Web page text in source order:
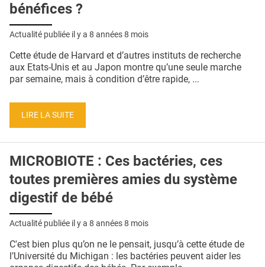
bénéfices ?
Actualité publiée il y a 8 années 8 mois
Cette étude de Harvard et d’autres instituts de recherche
aux Etats-Unis et au Japon montre qu’une seule marche
par semaine, mais à condition d’être rapide, ...
LIRE LA SUITE
MICROBIOTE : Ces bactéries, ces
toutes premières amies du système
digestif de bébé
Actualité publiée il y a 8 années 8 mois
C'est bien plus qu’on ne le pensait, jusqu’à cette étude de
l’Université du Michigan : les bactéries peuvent aider les